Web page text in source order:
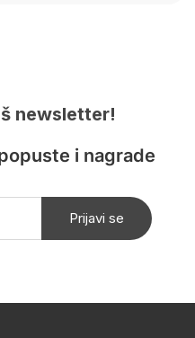
newsletter!
i nagrade
Prijavi se